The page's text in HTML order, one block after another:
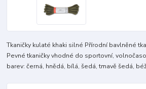
Tkaničky kulaté khaki silné Přírodní bavlněné
Pevné tkaničky vhodné do sportovní,
barev: černá, hnědá, bílá, šedá, tmavě šedá,